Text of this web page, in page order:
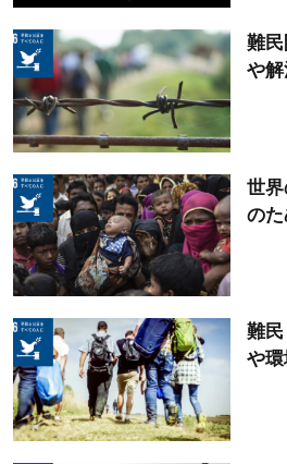
難
や
世
の
難
や